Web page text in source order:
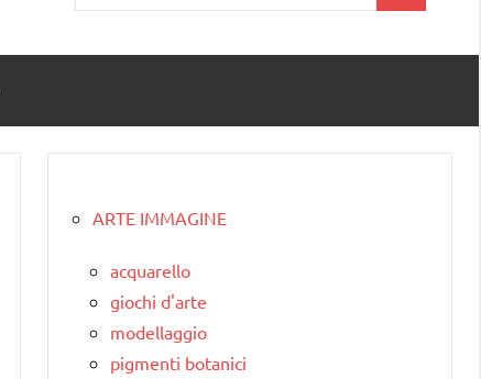
per:
ARTE IMMAGINE
acquarello
giochi d'arte
modellaggio
pigmenti botanici